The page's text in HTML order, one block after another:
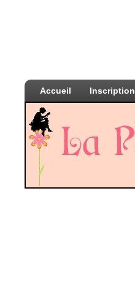
Accueil Inscription